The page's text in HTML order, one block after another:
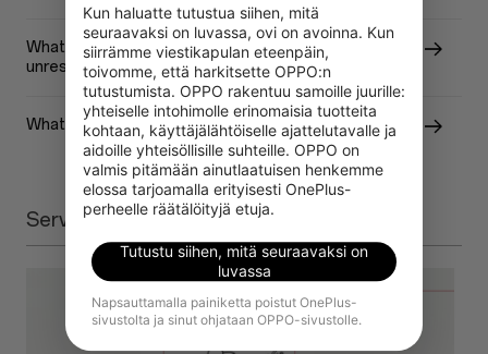
What should I do with my OnePlus Phone screen
unresponsive after covered with water?
What is the difference between RAM and ROM?
Service Center
Kun haluatte tutustua siihen, mitä
seuraavaksi on luvassa, ovi on avoinna. Kun
siirrämme viestikapulan eteenpäin,
toivomme, että harkitsette OPPO:n
tutustumista. OPPO rakentuu samoille juurille:
yhteiselle intohimolle erinomaisia tuotteita
kohtaan, käyttäjälähtöiselle ajattelutavalle ja
aidoille yhteisöllisille suhteille. OPPO on
valmis pitämään ainutlaatuisen henkemme
elossa tarjoamalla erityisesti OnePlus-
perheelle räätälöityjä etuja.
Tutustu siihen, mitä seuraavaksi on
luvassa
Napsauttamalla painiketta poistut OnePlus-
sivustolta ja sinut ohjataan OPPO-sivustolle.